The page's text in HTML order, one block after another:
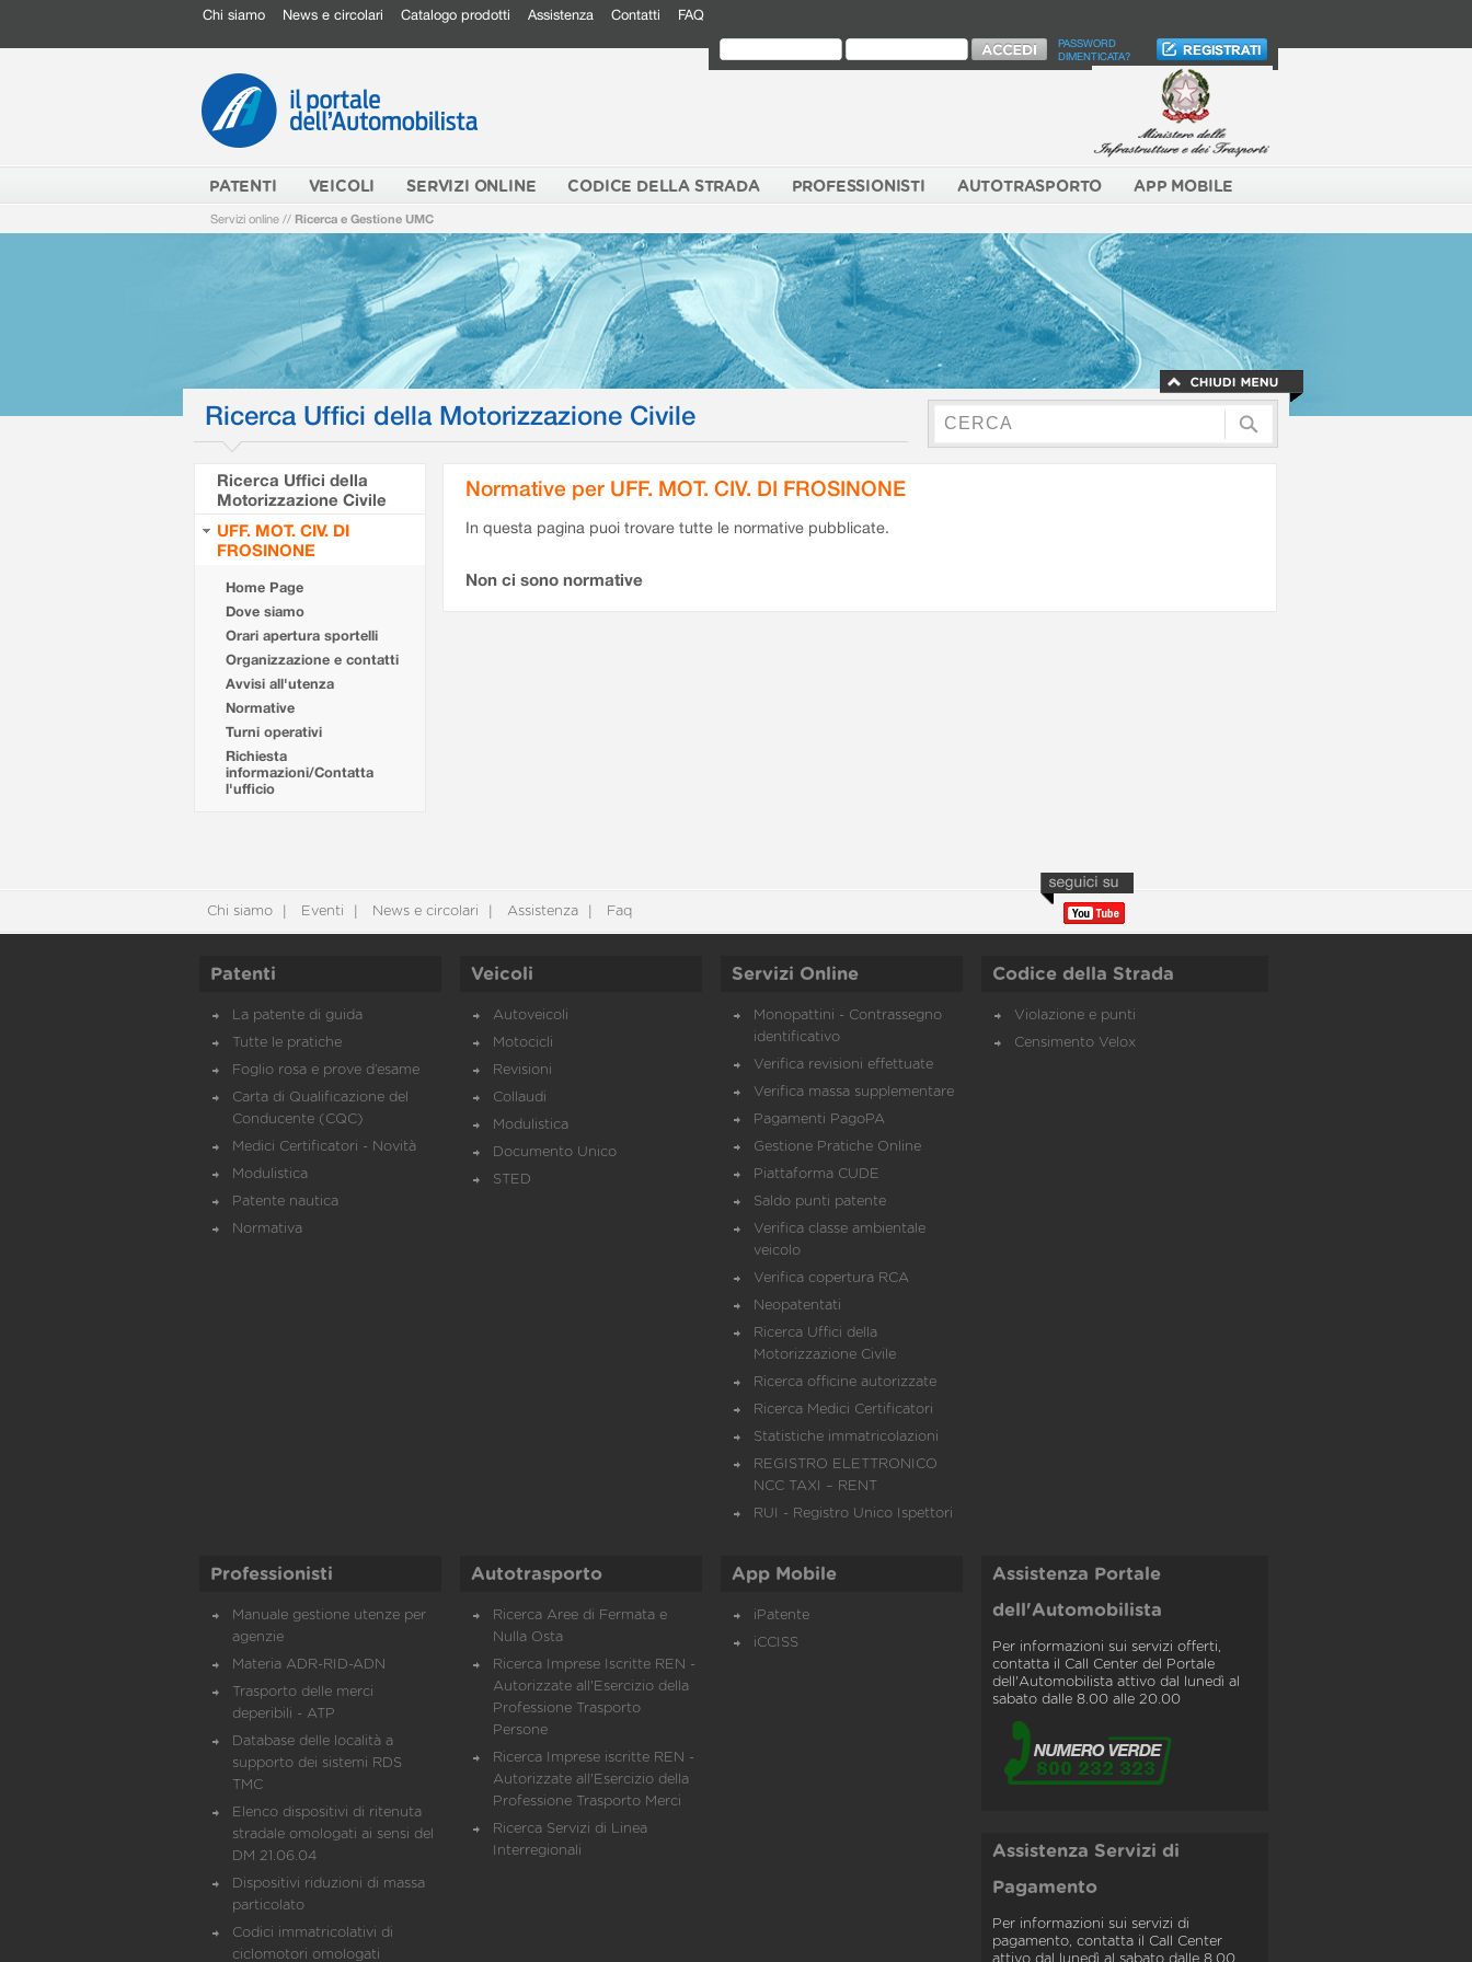
Chi siamo News e circolari Catalogo prodotti Assistenza Contatti FAQ
PASSWORD
DIMENTICATA?
PATENTI VEICOLI SERVIZI ONLINE CODICE DELLA STRADA PROFESSIONISTI AUTOTRASPORTO APP MOBILE
Servizi online // Ricerca e Gestione UMC
Ricerca Uffici della Motorizzazione Civile
Ricerca Uffici della
Motorizzazione Civile
UFF. MOT. CIV. DI
FROSINONE
Home Page
Dove siamo
Orari apertura sportelli
Organizzazione e contatti
Avvisi all'utenza
Normative
Turni operativi
Richiesta
informazioni/Contatta
l'ufficio
Normative per UFF. MOT. CIV. DI FROSINONE
In questa pagina puoi trovare tutte le normative pubblicate.
Non ci sono normative
Chi siamo Eventi News e circolari Assistenza Faq
Patenti
La patente di guida
Tutte le pratiche
Foglio rosa e prove d’esame
Carta di Qualificazione del
Conducente (CQC)
Medici Certificatori - Novità
Modulistica
Patente nautica
Normativa
Veicoli
Autoveicoli
Motocicli
Revisioni
Collaudi
Modulistica
Documento Unico
STED
Servizi Online
Monopattini - Contrassegno
identificativo
Verifica revisioni effettuate
Verifica massa supplementare
Pagamenti PagoPA
Gestione Pratiche Online
Piattaforma CUDE
Saldo punti patente
Verifica classe ambientale
veicolo
Verifica copertura RCA
Neopatentati
Ricerca Uffici della
Motorizzazione Civile
Ricerca officine autorizzate
Ricerca Medici Certificatori
Statistiche immatricolazioni
REGISTRO ELETTRONICO
NCC TAXI – RENT
RUI - Registro Unico Ispettori
Codice della Strada
Violazione e punti
Censimento Velox
Professionisti
Manuale gestione utenze per
agenzie
Materia ADR-RID-ADN
Trasporto delle merci
deperibili - ATP
Database delle località a
supporto dei sistemi RDS
TMC
Elenco dispositivi di ritenuta
stradale omologati ai sensi del
DM 21.06.04
Dispositivi riduzioni di massa
particolato
Codici immatricolativi di
ciclomotori omologati
Autotrasporto
Ricerca Aree di Fermata e
Nulla Osta
Ricerca Imprese Iscritte REN -
Autorizzate all'Esercizio della
Professione Trasporto
Persone
Ricerca Imprese iscritte REN -
Autorizzate all'Esercizio della
Professione Trasporto Merci
Ricerca Servizi di Linea
Interregionali
App Mobile
iPatente
iCCISS
Assistenza Portale
dell'Automobilista
Per informazioni sui servizi offerti,
contatta il Call Center del Portale
dell'Automobilista attivo dal lunedì al
sabato dalle 8.00 alle 20.00
Assistenza Servizi di
Pagamento
Per informazioni sui servizi di
pagamento, contatta il Call Center